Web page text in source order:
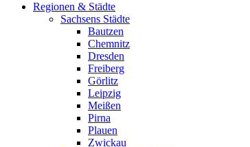
Regionen & Städte
Sachsens Städte
Bautzen
Chemnitz
Dresden
Freiberg
Görlitz
Leipzig
Meißen
Pirna
Plauen
Zwickau